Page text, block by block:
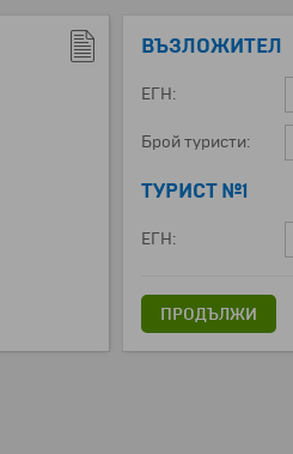
ВЪЗЛОЖИТЕЛ
ЕГН:
Брой туристи:
ТУРИСТ №1
ЕГН:
ПРОДЪЛЖИ